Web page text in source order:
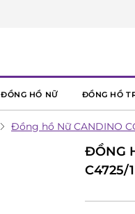
ĐỒNG HỒ NỮ ĐỒNG HỒ
Đồng hồ Nữ CANDINO
ĐỒNG
C4725/1